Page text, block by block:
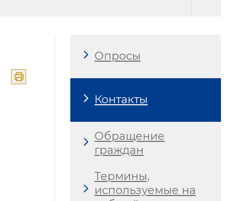
Опросы
Контакты
Обращение
граждан
Термины,
используемые на